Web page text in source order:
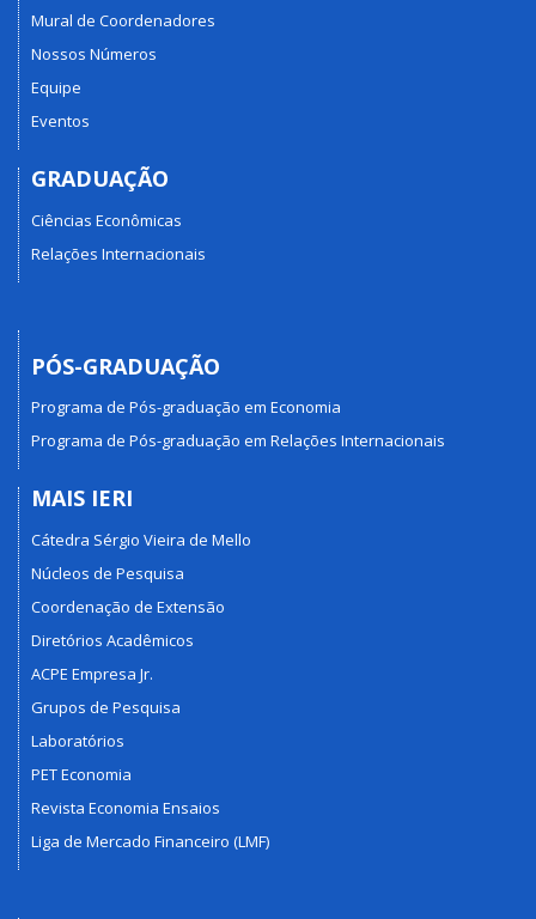
Mural de Coordenadores
Nossos Números
Equipe
Eventos
GRADUAÇÃO
Ciências Econômicas
Relações Internacionais
PÓS-GRADUAÇÃO
Programa de Pós-graduação em Economia
Programa de Pós-graduação em Relações Internacionais
MAIS IERI
Cátedra Sérgio Vieira de Mello
Núcleos de Pesquisa
Coordenação de Extensão
Diretórios Acadêmicos
ACPE Empresa Jr.
Grupos de Pesquisa
Laboratórios
PET Economia
Revista Economia Ensaios
Liga de Mercado Financeiro (LMF)